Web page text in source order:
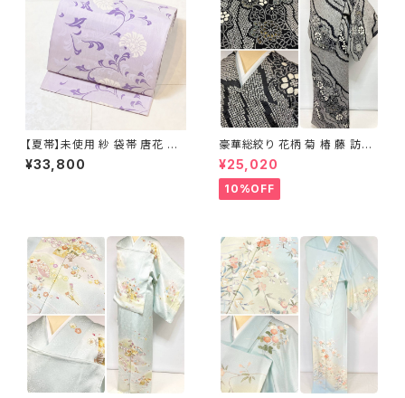
【夏帯】未使用 紗 袋帯 唐花 正
絹 紫 白 淡藤色 729
¥33,800
豪華総絞り 花柄 菊 椿 藤 訪問
着 鹿の子絞り ラメ 正絹 黒 白
グレー 1435
¥25,020
10%OFF